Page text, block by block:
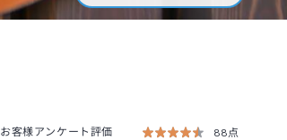
お客様アンケート評価
88点